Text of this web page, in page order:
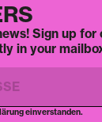
Sign up
in your
einverstanden.